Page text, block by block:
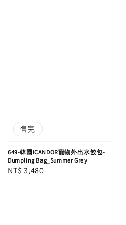
售完
649-韓國iCANDOR寵物外出水餃包-
Dumpling Bag_Summer Grey
Regular
NT$ 3,480